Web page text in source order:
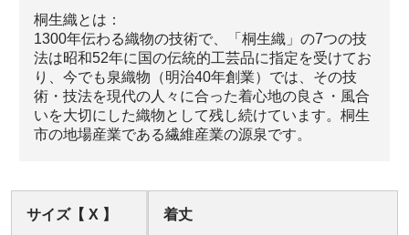
桐生織とは：
1300年伝わる織物の技術で、「桐生織」の7つの技
法は昭和52年に国の伝統的工芸品に指定を受けてお
り、今でも泉織物（明治40年創業）では、その技
術・技法を現代の人々に合った着心地の良さ・風合
いを大切にした織物として残し続けています。桐生
市の地場産業である繊維産業の源泉です。
サイズ【 X 】 着丈